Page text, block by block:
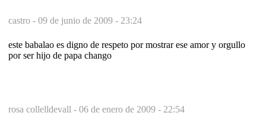
castro - 09 de junio de 2009 - 23:24
este babalao es digno de respeto por mostrar ese amor y orgullo
por ser hijo de papa chango
rosa collelldevall - 06 de enero de 2009 - 22:54